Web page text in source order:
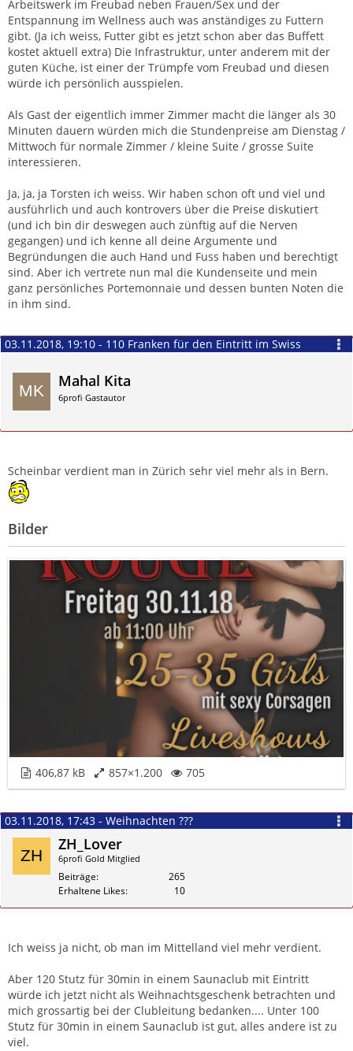
Arbeitswerk im Freubad neben Frauen/Sex und der
Entspannung im Wellness auch was anständiges zu Futtern
gibt. (Ja ich weiss, Futter gibt es jetzt schon aber das Buffett
kostet aktuell extra) Die Infrastruktur, unter anderem mit der
guten Küche, ist einer der Trümpfe vom Freubad und diesen
würde ich persönlich ausspielen.
Als Gast der eigentlich immer Zimmer macht die länger als 30
Minuten dauern würden mich die Stundenpreise am Dienstag /
Mittwoch für normale Zimmer / kleine Suite / grosse Suite
interessieren.
Ja, ja, ja Torsten ich weiss. Wir haben schon oft und viel und
ausführlich und auch kontrovers über die Preise diskutiert
(und ich bin dir deswegen auch zünftig auf die Nerven
gegangen) und ich kenne all deine Argumente und
Begründungen die auch Hand und Fuss haben und berechtigt
sind. Aber ich vertrete nun mal die Kundenseite und mein
ganz persönliches Portemonnaie und dessen bunten Noten die
in ihm sind.
03.11.2018, 19:10 - 110 Franken für den Eintritt im Swiss
Mahal Kita
6profi Gastautor
Scheinbar verdient man in Zürich sehr viel mehr als in Bern.
Bilder
406,87 kB 857×1.200 705
Zitieren
03.11.2018, 17:43 - Weihnachten ???
ZH_Lover
6profi Gold Mitglied
Beiträge
265
Erhaltene Likes
10
Ich weiss ja nicht, ob man im Mittelland viel mehr verdient.
Aber 120 Stutz für 30min in einem Saunaclub mit Eintritt
würde ich jetzt nicht als Weihnachtsgeschenk betrachten und
mich grossartig bei der Clubleitung bedanken.... Unter 100
Stutz für 30min in einem Saunaclub ist gut, alles andere ist zu
viel.
Zitieren